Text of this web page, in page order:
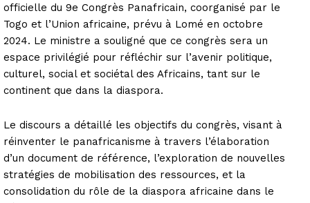
officielle du 9e Congrès Panafricain, coorganisé par le
Togo et l’Union africaine, prévu à Lomé en octobre
2024. Le ministre a souligné que ce congrès sera un
espace privilégié pour réfléchir sur l’avenir politique,
culturel, social et sociétal des Africains, tant sur le
continent que dans la diaspora.
Le discours a détaillé les objectifs du congrès, visant à
réinventer le panafricanisme à travers l’élaboration
d’un document de référence, l’exploration de nouvelles
stratégies de mobilisation des ressources, et la
consolidation du rôle de la diaspora africaine dans le